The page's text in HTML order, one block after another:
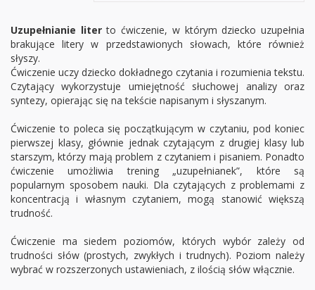
Uzupełnianie literto ćwiczenie, w którym dziecko uzupełnia
brakujące litery w przedstawionych słowach, które również
słyszy.
Ćwiczenie uczy dziecko dokładnego czytania i rozumienia tekstu.
Czytający wykorzystuje umiejętność słuchowej analizy oraz
syntezy, opierając się na tekście napisanym i słyszanym.
Ćwiczenie to poleca się początkującym w czytaniu, pod koniec
pierwszej klasy, głównie jednak czytającym z drugiej klasy lub
starszym, którzy mają problem z czytaniem i pisaniem. Ponadto
ćwiczenie umożliwia trening „uzupełnianek”, które są
popularnym sposobem nauki. Dla czytających z problemami z
koncentracją i własnym czytaniem, mogą stanowić większą
trudność.
Ćwiczenie ma siedem poziomów, których wybór zależy od
trudności słów (prostych, zwykłych i trudnych). Poziom należy
wybrać w rozszerzonych ustawieniach, z ilością słów włącznie.